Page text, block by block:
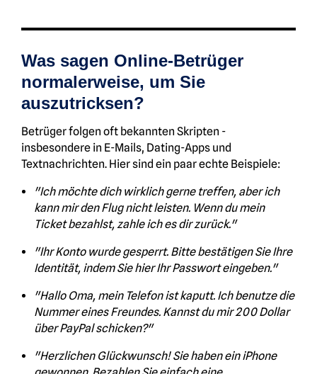
Was sagen Online-Betrüger
normalerweise, um Sie
auszutricksen?
Betrüger folgen oft bekannten Skripten -
insbesondere in E-Mails, Dating-Apps und
Textnachrichten. Hier sind ein paar echte Beispiele:
"Ich möchte dich wirklich gerne treffen, aber ich
kann mir den Flug nicht leisten. Wenn du mein
Ticket bezahlst, zahle ich es dir zurück."
"Ihr Konto wurde gesperrt. Bitte bestätigen Sie Ihre
Identität, indem Sie hier Ihr Passwort eingeben."
"Hallo Oma, mein Telefon ist kaputt. Ich benutze die
Nummer eines Freundes. Kannst du mir 200 Dollar
über PayPal schicken?"
"Herzlichen Glückwunsch! Sie haben ein iPhone